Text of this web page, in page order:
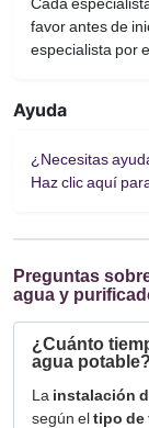
favor antes de
especialista por
Ayuda
¿Necesitas
Haz clic aquí
Preguntas
agua y
¿Cuánto
agua potable?
La instalación
según eltipo de